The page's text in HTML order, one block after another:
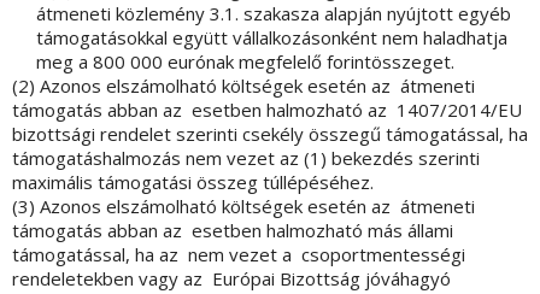
átmeneti közlemény 3.1. szakasza alapján nyújtott egyéb
támogatásokkal együtt vállalkozásonként nem haladhatja
meg a 800 000 eurónak megfelelő forintösszeget.
(2) Azonos elszámolható költségek esetén az átmeneti
támogatás abban az esetben halmozható az 1407/2014/EU
bizottsági rendelet szerinti csekély összegű támogatással, ha
támogatáshalmozás nem vezet az (1) bekezdés szerinti
maximális támogatási összeg túllépéséhez.
(3) Azonos elszámolható költségek esetén az átmeneti
támogatás abban az esetben halmozható más állami
támogatással, ha az nem vezet a csoportmentességi
rendeletekben vagy az Európai Bizottság jóváhagyó